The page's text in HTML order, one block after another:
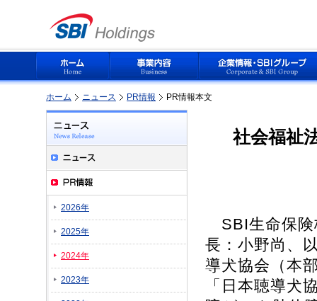
ホーム ニュース PR情報 PR情報本文
社会福祉
SBI生命保険
長：小野尚、
導犬協会（本
「日本聴導犬
2026年
2025年
2024年
2023年